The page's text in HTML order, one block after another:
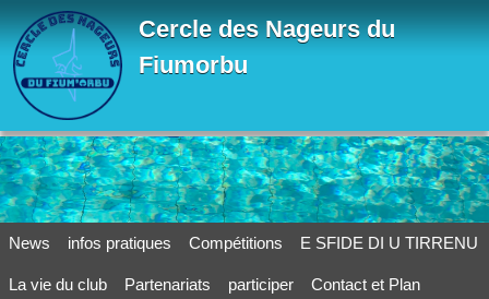
Cercle des Nageurs du
Fiumorbu
News infos pratiques Compétitions E SFIDE DI U TIRRENU
La vie du club Partenariats participer Contact et Plan
Panneau de gestion des cookies